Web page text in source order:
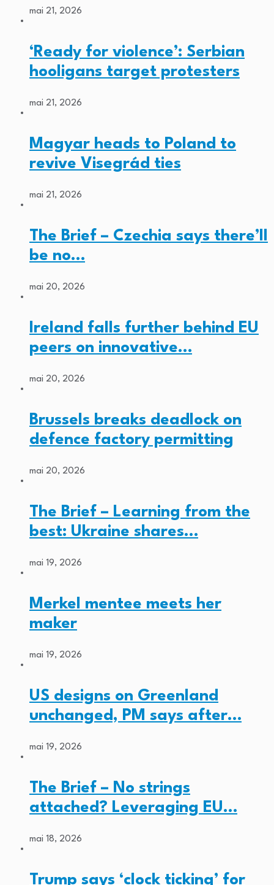
mai 21, 2026
‘Ready for violence’: Serbian
hooligans target protesters
mai 21, 2026
Magyar heads to Poland to
revive Visegrád ties
mai 21, 2026
The Brief – Czechia says there’ll
be no…
mai 20, 2026
Ireland falls further behind EU
peers on innovative…
mai 20, 2026
Brussels breaks deadlock on
defence factory permitting
mai 20, 2026
The Brief – Learning from the
best: Ukraine shares…
mai 19, 2026
Merkel mentee meets her
maker
mai 19, 2026
US designs on Greenland
unchanged, PM says after…
mai 19, 2026
The Brief – No strings
attached? Leveraging EU…
mai 18, 2026
Trump says ‘clock ticking’ for